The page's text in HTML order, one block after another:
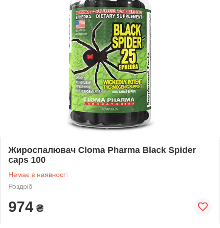
Жироспалювач Cloma Pharma Black Spider
caps 100
Немає в наявності
Роздріб
974 ₴